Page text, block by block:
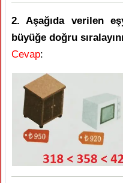
2. Aşağıda verilen
büyüğe doğru
Cevap: